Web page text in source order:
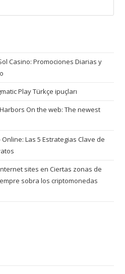
Casino: Promociones Diarias y
Play Türkçe ipuçları
On the web: The newest
Las 5 Estrategias Clave de
sites en Ciertas zonas de
sobra los criptomonedas